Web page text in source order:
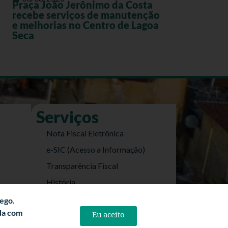
Praça João Jerônimo da Costa
recebe serviços de manutenção
e melhorias no Centro de Lagoa
Seca
Serviços
Nota Fiscal Eletrônica
e-SIC (Acesso a Informação)
Transparência Fiscal
História
Politica de Privacidade
com
Eu aceito